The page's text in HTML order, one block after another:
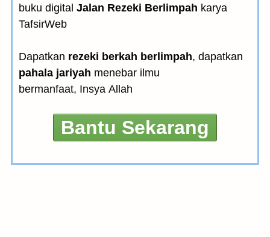
buku digital Jalan Rezeki Berlimpah karya
TafsirWeb
Dapatkan rezeki berkah berlimpah, dapatkan
pahala jariyah menebar ilmu
bermanfaat, Insya Allah
Bantu Sekarang